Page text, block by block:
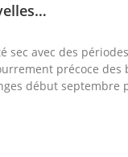
sec avec des
précoce des
début septembre